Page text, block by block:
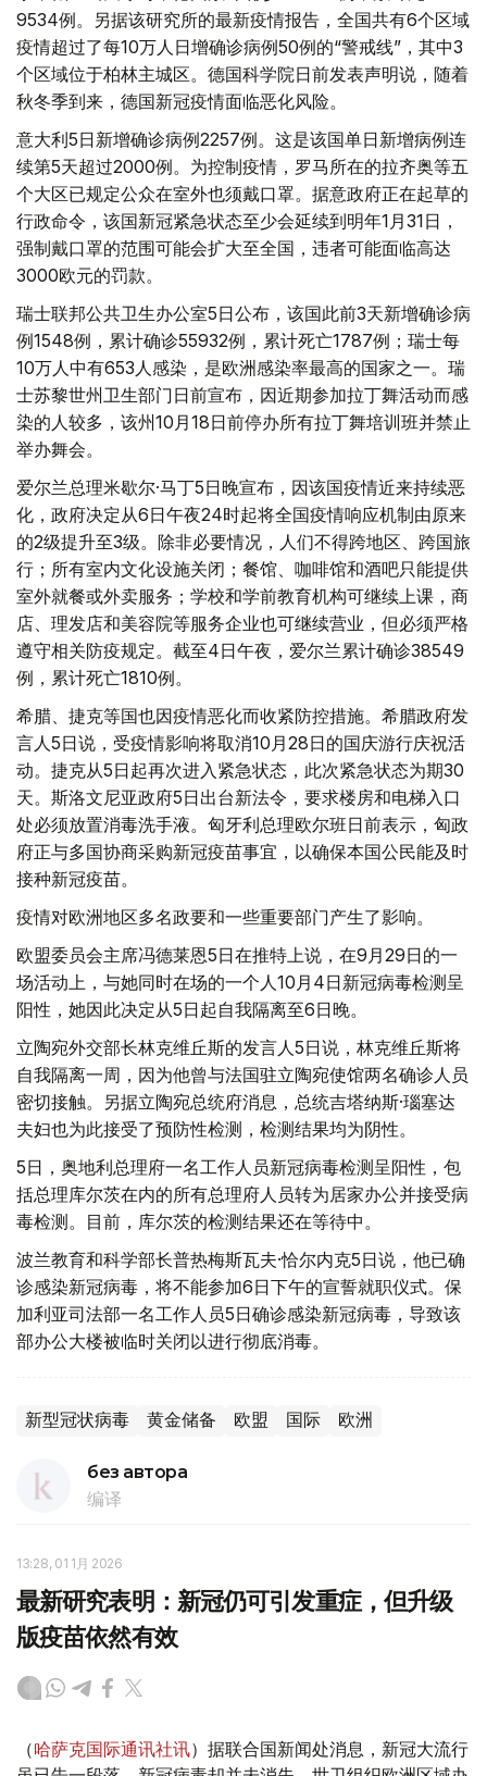
9534例。另据该研究所的最新疫情报告，全国共有6个区域
疫情超过了每10万人日增确诊病例50例的“警戒线”，其中3
个区域位于柏林主城区。德国科学院日前发表声明说，随着
秋冬季到来，德国新冠疫情面临恶化风险。
意大利5日新增确诊病例2257例。这是该国单日新增病例连
续第5天超过2000例。为控制疫情，罗马所在的拉齐奥等五
个大区已规定公众在室外也须戴口罩。据意政府正在起草的
行政命令，该国新冠紧急状态至少会延续到明年1月31日，
强制戴口罩的范围可能会扩大至全国，违者可能面临高达
3000欧元的罚款。
瑞士联邦公共卫生办公室5日公布，该国此前3天新增确诊病
例1548例，累计确诊55932例，累计死亡1787例；瑞士每
10万人中有653人感染，是欧洲感染率最高的国家之一。瑞
士苏黎世州卫生部门日前宣布，因近期参加拉丁舞活动而感
染的人较多，该州10月18日前停办所有拉丁舞培训班并禁止
举办舞会。
爱尔兰总理米歇尔·马丁5日晚宣布，因该国疫情近来持续恶
化，政府决定从6日午夜24时起将全国疫情响应机制由原来
的2级提升至3级。除非必要情况，人们不得跨地区、跨国旅
行；所有室内文化设施关闭；餐馆、咖啡馆和酒吧只能提供
室外就餐或外卖服务；学校和学前教育机构可继续上课，商
店、理发店和美容院等服务企业也可继续营业，但必须严格
遵守相关防疫规定。截至4日午夜，爱尔兰累计确诊38549
例，累计死亡1810例。
希腊、捷克等国也因疫情恶化而收紧防控措施。希腊政府发
言人5日说，受疫情影响将取消10月28日的国庆游行庆祝活
动。捷克从5日起再次进入紧急状态，此次紧急状态为期30
天。斯洛文尼亚政府5日出台新法令，要求楼房和电梯入口
处必须放置消毒洗手液。匈牙利总理欧尔班日前表示，匈政
府正与多国协商采购新冠疫苗事宜，以确保本国公民能及时
接种新冠疫苗。
疫情对欧洲地区多名政要和一些重要部门产生了影响。
欧盟委员会主席冯德莱恩5日在推特上说，在9月29日的一
场活动上，与她同时在场的一个人10月4日新冠病毒检测呈
阳性，她因此决定从5日起自我隔离至6日晚。
立陶宛外交部长林克维丘斯的发言人5日说，林克维丘斯将
自我隔离一周，因为他曾与法国驻立陶宛使馆两名确诊人员
密切接触。另据立陶宛总统府消息，总统吉塔纳斯·瑙塞达
夫妇也为此接受了预防性检测，检测结果均为阴性。
5日，奥地利总理府一名工作人员新冠病毒检测呈阳性，包
括总理库尔茨在内的所有总理府人员转为居家办公并接受病
毒检测。目前，库尔茨的检测结果还在等待中。
波兰教育和科学部长普热梅斯瓦夫·恰尔内克5日说，他已确
诊感染新冠病毒，将不能参加6日下午的宣誓就职仪式。保
加利亚司法部一名工作人员5日确诊感染新冠病毒，导致该
部办公大楼被临时关闭以进行彻底消毒。
新型冠状病毒 黄金储备 欧盟 国际 欧洲
без автора
编译
13:28, 01 1月 2026
最新研究表明：新冠仍可引发重症，但升级
版疫苗依然有效
（哈萨克国际通讯社讯）据联合国新闻处消息，新冠大流行